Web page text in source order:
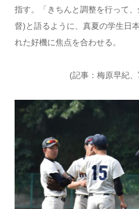
指す。「きちんと調整を行って
督)と語るように、真夏の学生日
れた好機に焦点を合わせる。
(記事：梅原早紀